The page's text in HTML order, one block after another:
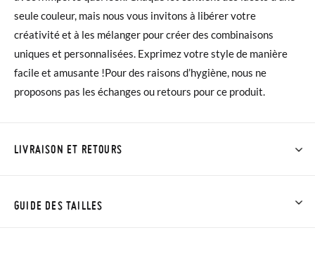
seule couleur, mais nous vous invitons à libérer votre
créativité et à les mélanger pour créer des combinaisons
uniques et personnalisées. Exprimez votre style de manière
facile et amusante !Pour des raisons d’hygiène, nous ne
proposons pas les échanges ou retours pour ce produit.
LIVRAISON ET RETOURS
commandes inférieures à 30 €, la livraison standard coûte
GUIDE DES TAILLES